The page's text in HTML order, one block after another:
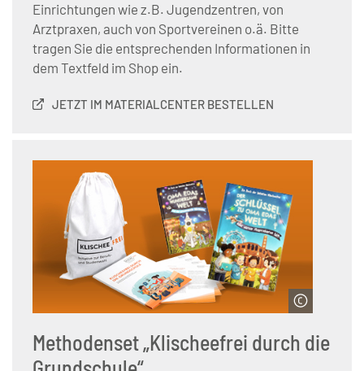
Einrichtungen wie z.B. Jugendzentren, von
Arztpraxen, auch von Sportvereinen o.ä. Bitte
tragen Sie die entsprechenden Informationen in
dem Textfeld im Shop ein.
JETZT IM MATERIALCENTER BESTELLEN
Methodenset „Klischeefrei durch die